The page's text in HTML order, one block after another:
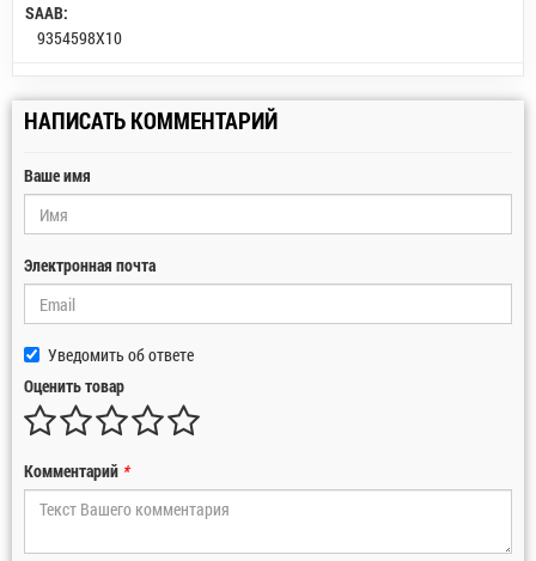
SAAB:
9354598X10
НАПИСАТЬ КОММЕНТАРИЙ
Ваше имя
Электронная почта
Уведомить об ответе
Оценить товар
Комментарий *